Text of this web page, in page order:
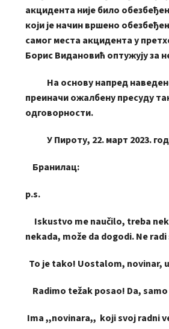
акцидента није било
који је начин вршено
самог места акцидента у
Борис Видановић оптужују за
На основу напред
преиначи ожалбену пресуду
одговорности.
У Пироту, 22. март 2023.
Бранилац:
p.s.
Iskustvo me naučilo, treba
nekada, može da dogodi. Ne
To je tako! Uostalom, novinar,
Radimo težak posao! Da,
Ima ,,novinara,, koji svoj radni